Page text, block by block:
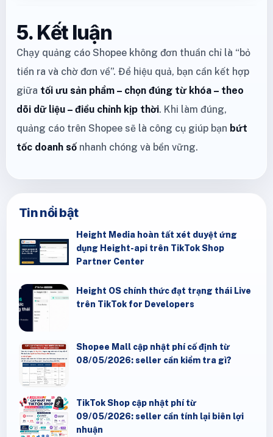
5. Kết luận
Chạy quảng cáo Shopee không đơn thuần chỉ là “bỏ
tiền ra và chờ đơn về”. Để hiệu quả, bạn cần kết hợp
giữa tối ưu sản phẩm – chọn đúng từ khóa – theo
dõi dữ liệu – điều chỉnh kịp thời. Khi làm đúng,
quảng cáo trên Shopee sẽ là công cụ giúp bạn bứt
tốc doanh số nhanh chóng và bền vững.
Tin nổi bật
Height Media hoàn tất xét duyệt ứng
dụng Height-api trên TikTok Shop
Partner Center
Height OS chính thức đạt trạng thái Live
trên TikTok for Developers
Shopee Mall cập nhật phí cố định từ
08/05/2026: seller cần kiểm tra gì?
TikTok Shop cập nhật phí từ
09/05/2026: seller cần tính lại biên lợi
nhuận